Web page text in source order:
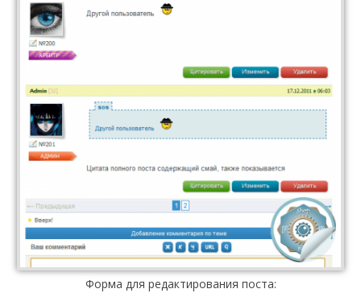
Форма для редактирования поста: